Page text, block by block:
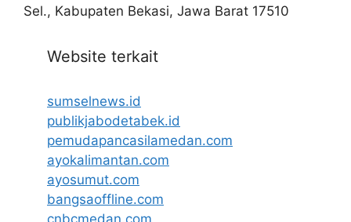
Sel., Kabupaten Bekasi, Jawa Barat 17510
Website terkait
sumselnews.id
publikjabodetabek.id
pemudapancasilamedan.com
ayokalimantan.com
ayosumut.com
bangsaoffline.com
cnbcmedan.com